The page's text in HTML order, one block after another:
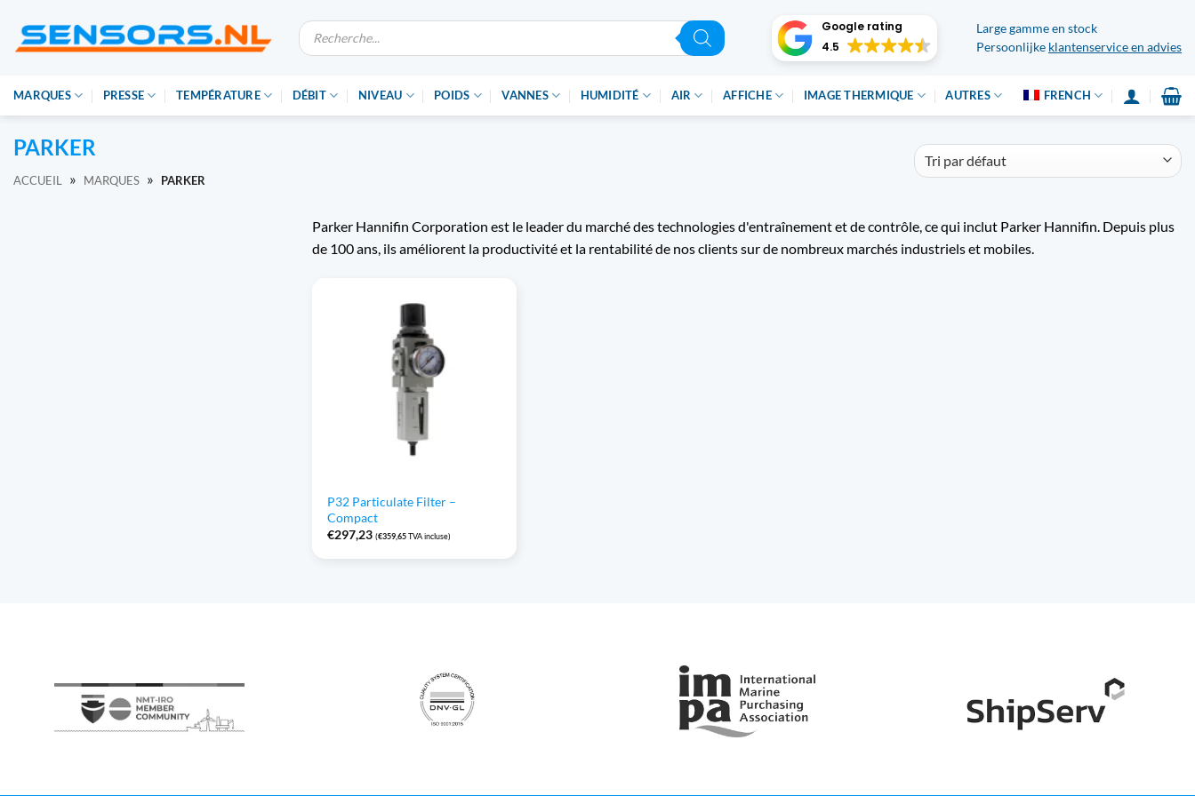
content
Recherche
produits
Google rating
4.5
Large gamme en stock
Persoonlijke klantenservice en advies
MARQUES PRESSE TEMPÉRATURE DÉBIT NIVEAU POIDS VANNES HUMIDITÉ AIR AFFICHE IMAGE THERMIQUE AUTRES FRENCH
PARKER
ACCUEIL » MARQUES » PARKER
Parker Hannifin Corporation est le leader du marché des technologies d'entraînement et de contrôle, ce qui inclut Parker Hannifin. Depuis plus
de 100 ans, ils améliorent la productivité et la rentabilité de nos clients sur de nombreux marchés industriels et mobiles.
P32 Particulate Filter –
Compact
€297,23 (€359,65TVA incluse)